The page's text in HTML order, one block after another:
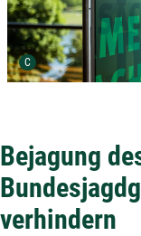
C Urheber der Grafik:
Bejagung
verhindern